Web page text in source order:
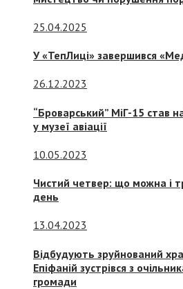
25.04.2025
У «ТепЛиці» завершився
26.12.2023
“Броварський” МіГ-15 став
у музеї авіації
10.05.2023
Чистий четвер: що можна і
день
13.04.2023
Відбудують зруйнований
Епіфаній зустрівся з
громади